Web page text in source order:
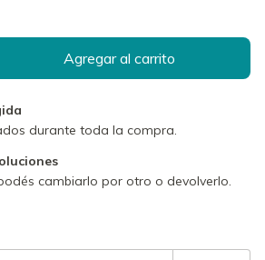
durante toda la compra.
cambiarlo por otro o devolverlo.